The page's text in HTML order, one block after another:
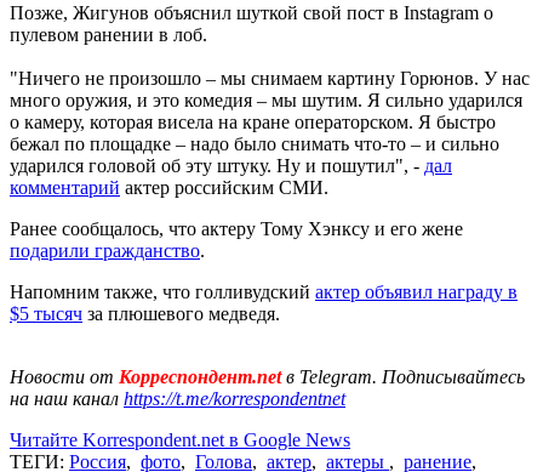
Позже, Жигунов объяснил шуткой свой пост в Instagram о
пулевом ранении в лоб.
"Ничего не произошло – мы снимаем картину Горюнов. У нас
много оружия, и это комедия – мы шутим. Я сильно ударился
о камеру, которая висела на кране операторском. Я быстро
бежал по площадке – надо было снимать что-то – и сильно
ударился головой об эту штуку. Ну и пошутил", - дал
комментарий актер российским СМИ.
Ранее сообщалось, что актеру Тому Хэнксу и его жене
подарили гражданство.
Напомним также, что голливудский актер объявил награду в
$5 тысяч за плюшевого медведя.
Новости от Корреспондент.netв Telegram. Подписывайтесь
на наш канал https://t.me/korrespondentnet
Читайте Korrespondent.net в Google News
ТЕГИ: Россия, фото, Голова, актер, актеры , ранение,